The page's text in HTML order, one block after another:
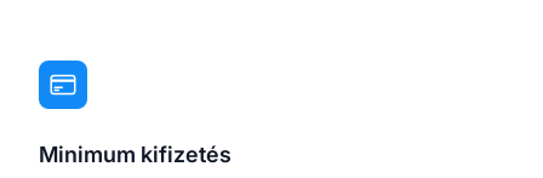
Minimum kifizetés